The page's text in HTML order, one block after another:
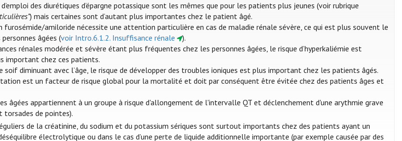
des diurétiques d’épargne potassique sont les mêmes que pour les patients plus jeunes (voir rubrique
) mais certaines sont d’autant plus importantes chez le patient âgé.
furosémide/amiloride nécessite une attention particulière en cas de maladie rénale sévère, ce qui est plus souvent le
âgées (voir Intro.6.1.2. Insuffisance rénale
).
rénales modérée et sévère étant plus fréquentes chez les personnes âgées, le risque d’hyperkaliémie est
important chez ces patients.
soif diminuant avec l’âge, le risque de développer des troubles ioniques est plus important chez les patients âgés.
est un facteur de risque global pour la mortalité et doit par conséquent être évitée chez des patients âges et
âgées appartiennent à un groupe à risque d'allongement de l'intervalle QT et déclenchement d'une arythmie grave
torsades de pointes).
de la créatinine, du sodium et du potassium sériques sont surtout importants chez des patients ayant un
électrolytique ou dans le cas d’une perte de liquide additionnelle importante (par exemple causée par des